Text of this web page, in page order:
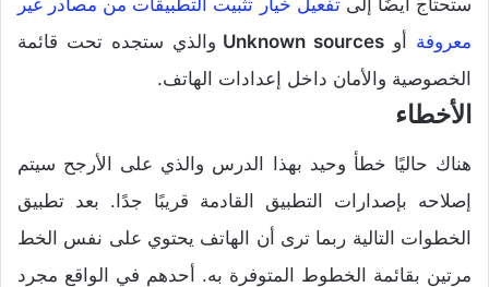
ستحتاج أيضًا إلىتفعيل خيار تثبيت التطبيقات من مصادر غير
معروفة أو Unknown sources والذي ستجده تحت قائمة
الخصوصية والأمان داخل إعدادات الهاتف.
الأخطاء
هناك حاليًا خطأ وحيد بهذا الدرس والذي على الأرجح سيتم
إصلاحه بإصدارات التطبيق القادمة قريبًا جدًا. بعد تطبيق
الخطوات التالية ربما ترى أن الهاتف يحتوي على نفس الخط
مرتين بقائمة الخطوط المتوفرة به. أحدهم في الواقع مجرد